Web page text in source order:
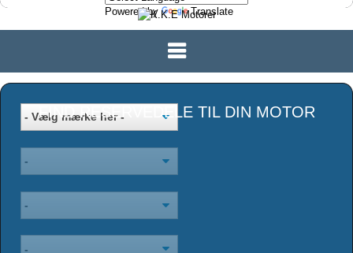
Powered by Translate
FIND RESERVEDELE TIL DIN MOTOR